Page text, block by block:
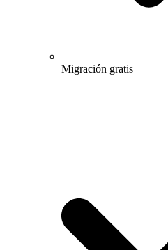
Migración gratis